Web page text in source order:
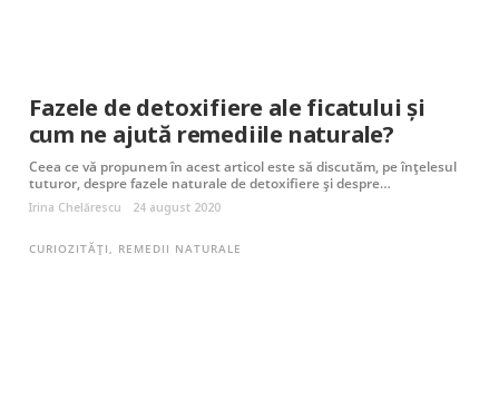
Fazele de detoxifiere ale ficatului și
cum ne ajută remediile naturale?
Ceea ce vă propunem în acest articol este să discutăm, pe înțelesul
tuturor, despre fazele naturale de detoxifiere și despre…
Irina Chelărescu 24 august 2020
CURIOZITĂȚI, REMEDII NATURALE